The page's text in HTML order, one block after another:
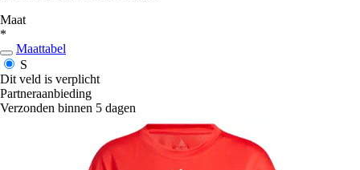
Maat
*
Maattabel
S
Dit veld is verplicht
Partneraanbieding
Verzonden binnen 5 dagen